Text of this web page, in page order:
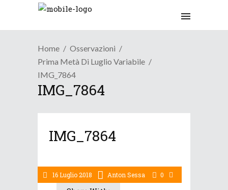
Home
Osservazioni
Prima Metà Di Luglio Variabile
IMG_7864
IMG_7864
16 Luglio 2018 Anton Sessa 0
IMG_7864